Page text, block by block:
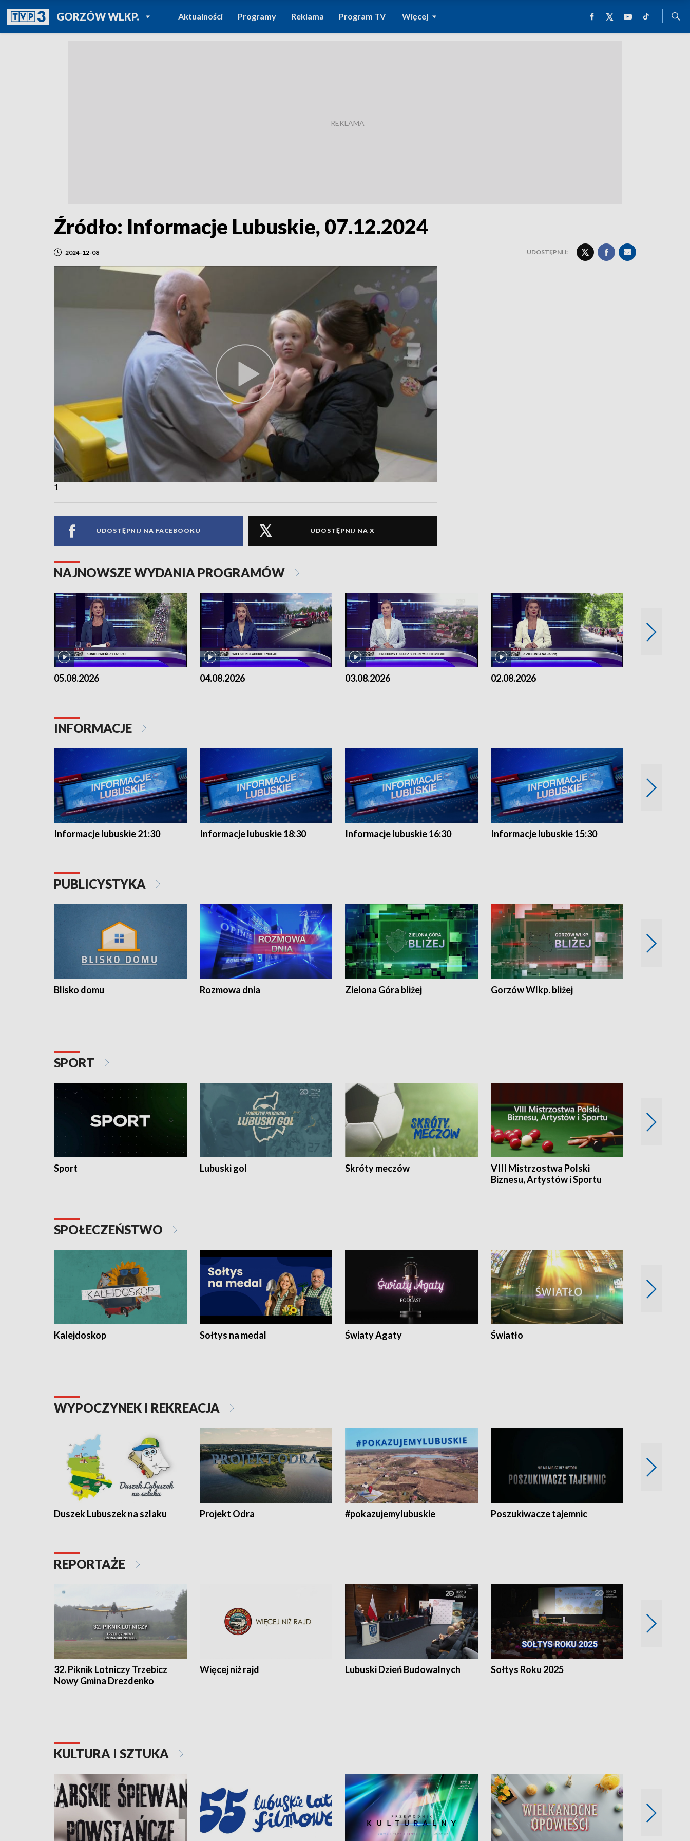
GORZÓW WLKP.POWRÓT DO
TVP REGIONY
Aktualności Programy Reklama Program TV Więcej
Źródło: Informacje Lubuskie, 07.12.2024
2024-12-08 UDOSTĘPNIJ:
1
UDOSTĘPNIJ NA FACEBOOKU UDOSTĘPNIJ NA X
NAJNOWSZE WYDANIA PROGRAMÓW
05.08.2026 04.08.2026 03.08.2026 02.08.2026
INFORMACJE
Informacje lubuskie 21:30 Informacje lubuskie 18:30 Informacje lubuskie 16:30 Informacje lubuskie 15:30
PUBLICYSTYKA
Blisko domu Rozmowa dnia Zielona Góra bliżej Gorzów Wlkp. bliżej
SPORT
Sport Lubuski gol Skróty meczów
VIII Mistrzostwa Polski
Biznesu, Artystów i Sportu
SPOŁECZEŃSTWO
Kalejdoskop Sołtys na medal Światy Agaty Światło
WYPOCZYNEK I REKREACJA
Duszek Lubuszek na szlaku Projekt Odra #pokazujemylubuskie Poszukiwacze tajemnic
REPORTAŻE
32. Piknik Lotniczy Trzebicz
Nowy Gmina Drezdenko
Więcej niż rajd Lubuski Dzień Budowalnych Sołtys Roku 2025
KULTURA I SZTUKA